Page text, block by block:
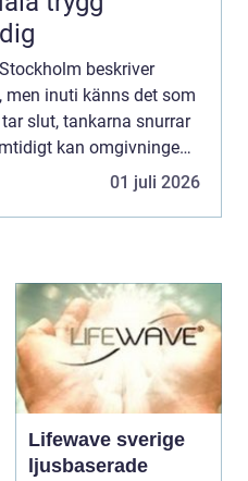
beskriver
inuti känns det som
slut, tankarna snurrar
kan omgivningen
skapar en klyfta01 juli 2026
Lifewave sverige
ljusbaserade